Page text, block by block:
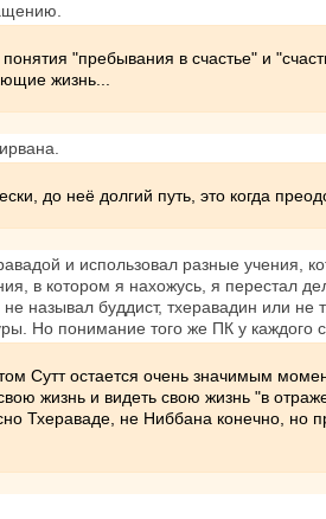
"пребывания в счастье" и
жизнь...
до неё долгий путь, это когда
и использовал разные учения,
в котором я нахожусь, я перестал
называл буддист, тхеравадин или
Но понимание того же ПК у каждого
Сутт остается очень значимым
жизнь и видеть свою жизнь "в
Тхераваде, не Ниббана конечно, но